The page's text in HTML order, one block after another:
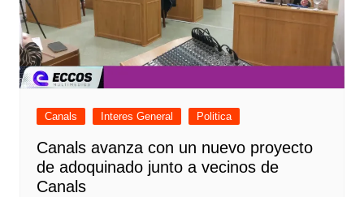
Canals Interes General Politica
Canals avanza con un nuevo proyecto
de adoquinado junto a vecinos de
Canals